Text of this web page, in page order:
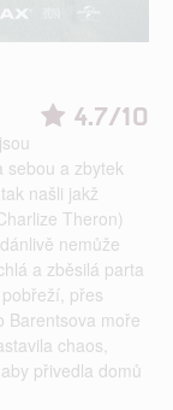
4.7/10
sebou a zbytek
našli jakž
Theron)
nemůže
a zběsilá parta
přes
Barentsova moře
chaos,
přivedla domů